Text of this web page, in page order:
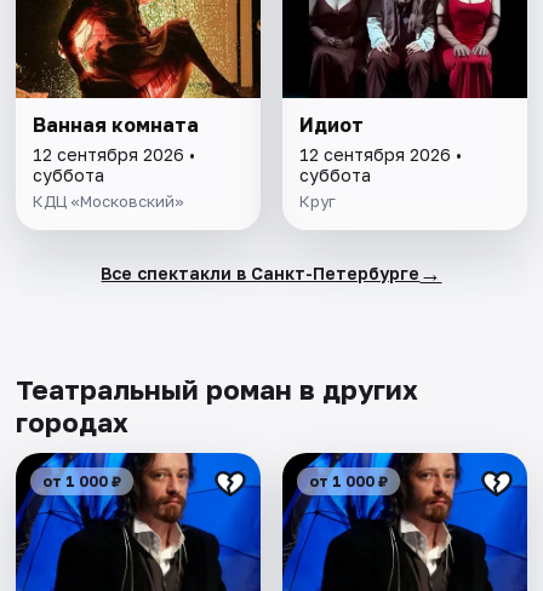
Ванная комната
12 сентября 2026 •
суббота
КДЦ «Московский»
Идиот
12 сентября 2026 •
суббота
Круг
Все спектакли в Санкт-Петербурге →
Театральный роман в других
городах
от 1 000 ₽ от 1 000 ₽